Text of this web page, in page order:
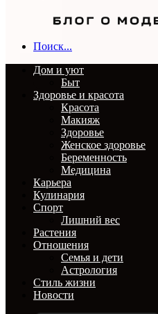
Поиск...
Дом и уют
Быт
Здоровье и красота
Красота
Макияж
Здоровье
Женское здоровье
Беременность
Медицина
Карьера
Кулинария
Спорт
Лишний вес
Растения
Отношения
Семья и дети
Астрология
Стиль жизни
Новости